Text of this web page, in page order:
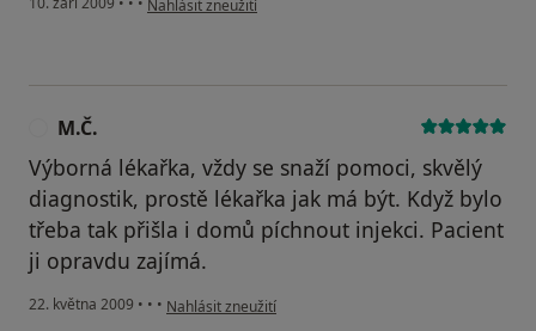
Nahlásit zneužití
M.Č.
Výborná lékařka, vždy se snaží pomoci, skvělý
diagnostik, prostě lékařka jak má být. Když bylo
třeba tak přišla i domů píchnout injekci. Pacient
ji opravdu zajímá.
22. května 2009 • • • podle názoru uživatele M.Č.
Nahlásit zneužití